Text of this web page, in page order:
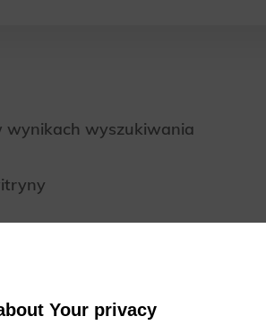
Your privacy
wynikach wyszukiwania